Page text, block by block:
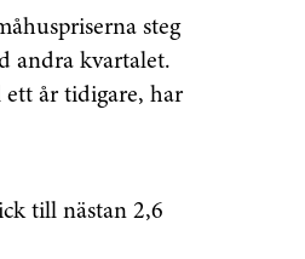
steg
andra kvartalet.
ett år tidigare, har
till nästan 2,6